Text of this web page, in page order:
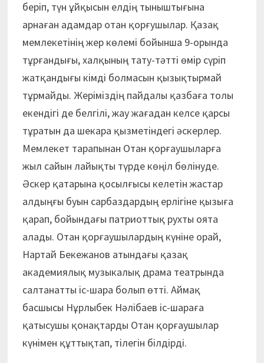
беріп, түн ұйқысын елдің тыныштығына
арнаған адамдар отан қорғушылар. Қазақ
мемлекетінің жер көлемі бойынша 9-орында
тұрғандығы, халқының тату-тәтті өмір сүріп
жатқандығы кімді болмасын қызықтырмай
тұрмайды. Жеріміздің пайдалы қазбаға толы
екендігі де белгілі, жау жағадан келсе қарсы
тұратын да шекара қызметіндегі әскерлер.
Мемлекет тарапынан Отан қорғаушыларға
жыл сайын лайықты түрде көңіл бөлінуде.
Әскер қатарына қосылғысы келетін жастар
алдыңғы буын сарбаздардың ерлігіне қызыға
қарап, бойындағы патриоттық рухты оята
алады. Отан қорғау­шылардың күніне орай,
Нартай Бекежанов атындағы қазақ
академиялық музыкалық драма театрында
салтанатты іс-шара болып өтті. Аймақ
басшысы Нұрлыбек Нәлібаев іс-шараға
қатысушы қонақтарды Отан қорғаушылар
күнімен құттықтап, тілегін білдірді.